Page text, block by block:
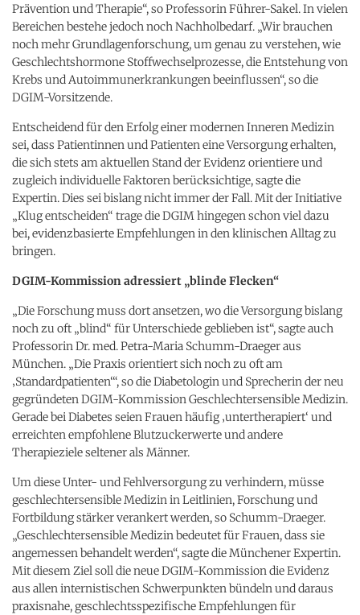
Prävention und Therapie“, so Professorin Führer-Sakel. In vielen
Bereichen bestehe jedoch noch Nachholbedarf. „Wir brauchen
noch mehr Grundlagenforschung, um genau zu verstehen, wie
Geschlechtshormone Stoffwechselprozesse, die Entstehung von
Krebs und Autoimmunerkrankungen beeinflussen“, so die
DGIM-Vorsitzende.
Entscheidend für den Erfolg einer modernen Inneren Medizin
sei, dass Patientinnen und Patienten eine Versorgung erhalten,
die sich stets am aktuellen Stand der Evidenz orientiere und
zugleich individuelle Faktoren berücksichtige, sagte die
Expertin. Dies sei bislang nicht immer der Fall. Mit der Initiative
„Klug entscheiden“ trage die DGIM hingegen schon viel dazu
bei, evidenzbasierte Empfehlungen in den klinischen Alltag zu
bringen.
DGIM-Kommission adressiert „blinde Flecken“
„Die Forschung muss dort ansetzen, wo die Versorgung bislang
noch zu oft „blind“ für Unterschiede geblieben ist“, sagte auch
Professorin Dr. med. Petra-Maria Schumm-Draeger aus
München. „Die Praxis orientiert sich noch zu oft am
‚Standardpatienten‘“, so die Diabetologin und Sprecherin der neu
gegründeten DGIM-Kommission Geschlechtersensible Medizin.
Gerade bei Diabetes seien Frauen häufig ‚untertherapiert‘ und
erreichten empfohlene Blutzuckerwerte und andere
Therapieziele seltener als Männer.
Um diese Unter- und Fehlversorgung zu verhindern, müsse
geschlechtersensible Medizin in Leitlinien, Forschung und
Fortbildung stärker verankert werden, so Schumm-Draeger.
„Geschlechtersensible Medizin bedeutet für Frauen, dass sie
angemessen behandelt werden“, sagte die Münchener Expertin.
Mit diesem Ziel soll die neue DGIM-Kommission die Evidenz
aus allen internistischen Schwerpunkten bündeln und daraus
praxisnahe, geschlechtsspezifische Empfehlungen für